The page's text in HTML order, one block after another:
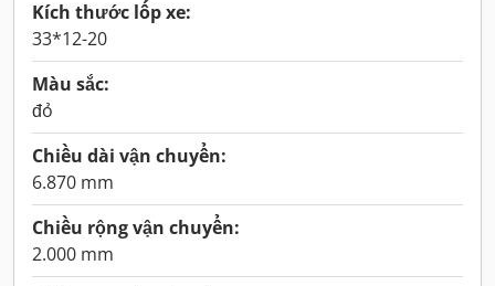
Kích thước lốp xe:
33*12-20
Màu sắc:
đỏ
Chiều dài vận chuyển:
6.870 mm
Chiều rộng vận chuyển:
2.000 mm